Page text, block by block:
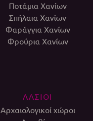
Ποτάμια Χανίων
Σπήλαια Χανίων
Φαράγγια Χανίων
Φρούρια Χανίων
ΛΑΣΙΘΙ
Αρχαιολογικοί χώροι